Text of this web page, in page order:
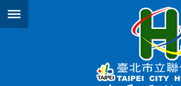
跳到主要內容區塊